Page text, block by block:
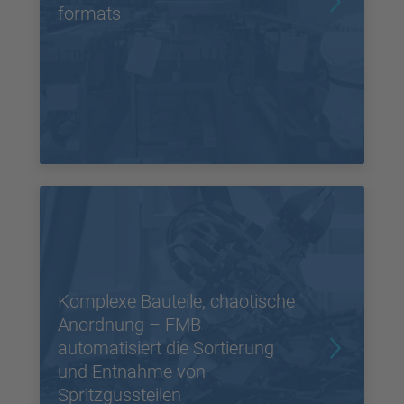
formats
Komplexe Bauteile, chaotische
Anordnung – FMB
automatisiert die Sortierung
und Entnahme von
Spritzgussteilen